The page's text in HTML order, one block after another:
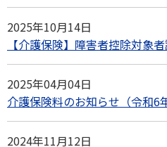
2025年10月14日
【介護保険】障害者控除対象
2025年04月04日
介護保険料のお知らせ（令和6
2024年11月12日